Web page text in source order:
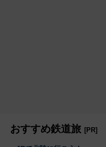
おすすめ鉄道旅 [PR]